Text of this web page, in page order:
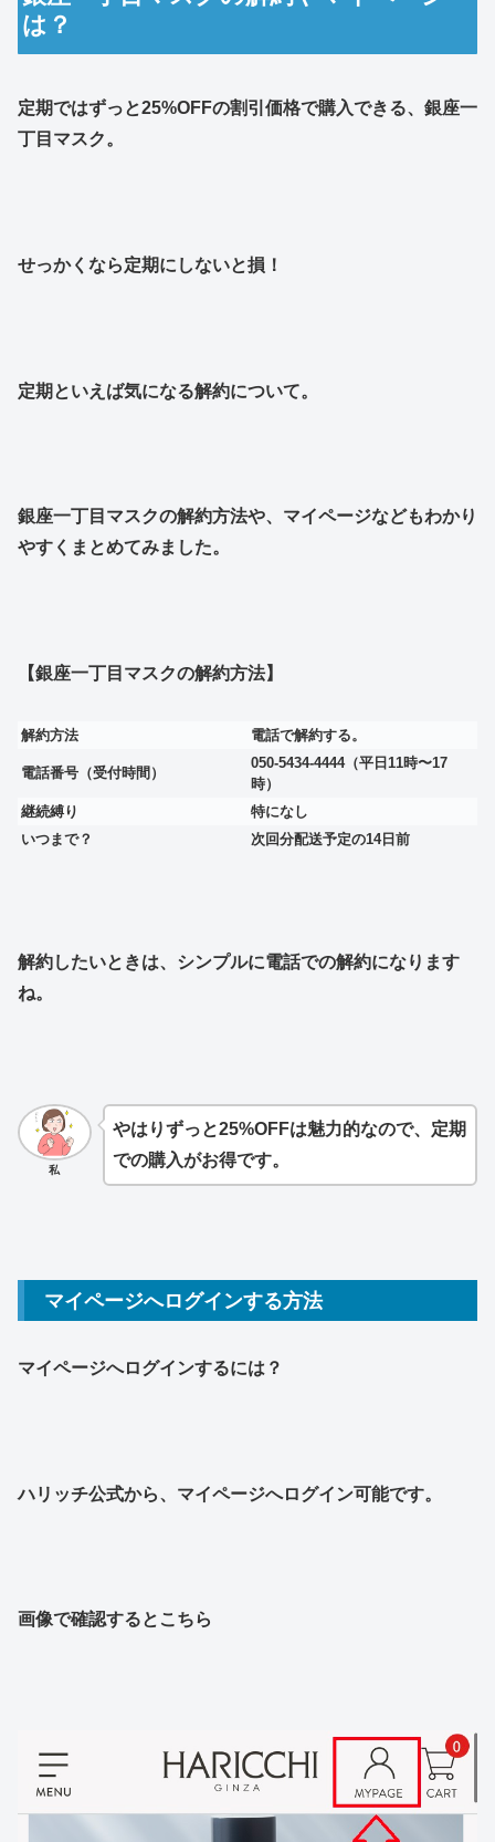
は？
定期ではずっと25%OFFの割引価格で購入できる、銀座一
丁目マスク。
せっかくなら定期にしないと損！
定期といえば気になる解約について。
銀座一丁目マスクの解約方法や、マイページなどもわかり
やすくまとめてみました。
【銀座一丁目マスクの解約方法】
解約方法 電話で解約する。
電話番号（受付時間）
050-5434-4444（平日11時〜17
時）
継続縛り
特になし
いつまで？
次回分配送予定の14日前
解約したいときは、シンプルに電話での解約になります
ね。
私
やはりずっと25%OFFは魅力的なので、定期
での購入がお得です。
マイページへログインする方法
マイページへログインするには？
ハリッチ公式から、マイページへログイン可能です。
画像で確認するとこちら